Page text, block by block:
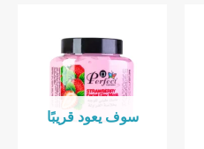
سوف يعود قريبًا